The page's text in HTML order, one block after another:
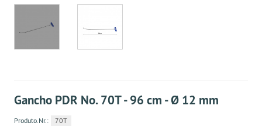
Gancho PDR No. 70T - 96 cm - Ø 12 mm
Produto.Nr.: 70T